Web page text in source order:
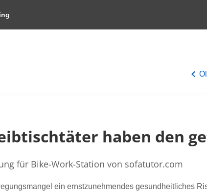
haben den
für Bike-Work-Station von sofatutor.com
ein ernstzunehmendes gesundheitliches